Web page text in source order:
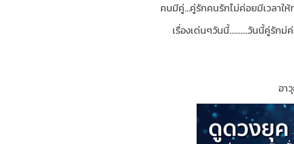
คนมีคู่...คู่รักคนรักไม่ค่อยมีเวลาใ
เรื่องเด่นๆวันนี้..........วันนี้คู่รั
อา